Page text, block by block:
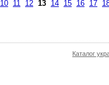
10 11 12 13 14 15 16 17
Каталог